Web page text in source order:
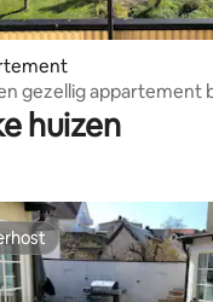
van 5 uit 5, 7
gezellig appartement
in Visby!
huizen